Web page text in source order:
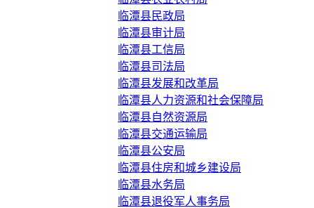
临潭县民政局
临潭县审计局
临潭县工信局
临潭县司法局
临潭县发展和改革局
临潭县人力资源和社会保障局
临潭县自然资源局
临潭县交通运输局
临潭县公安局
临潭县住房和城乡建设局
临潭县水务局
临潭县退役军人事务局